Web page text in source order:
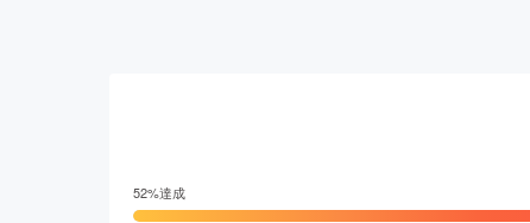
52%達成